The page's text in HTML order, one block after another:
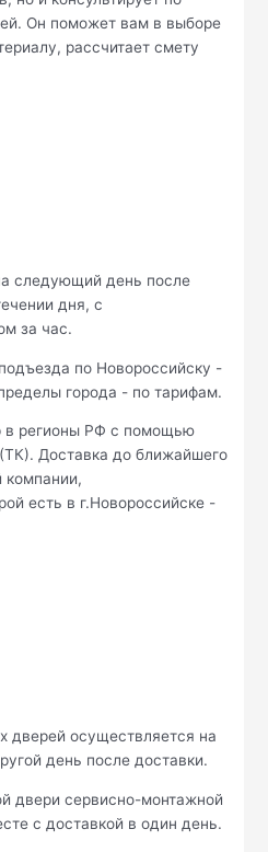
Он поможет вам в выборе
рассчитает смету
следующий день после
дня, с
за час.
по Новороссийску -
города - по тарифам.
в регионы РФ с помощью
Доставка до ближайшего
компании,
есть в г.Новороссийске -
дверей осуществляется на
день после доставки.
двери сервисно-монтажной
с доставкой в один день.